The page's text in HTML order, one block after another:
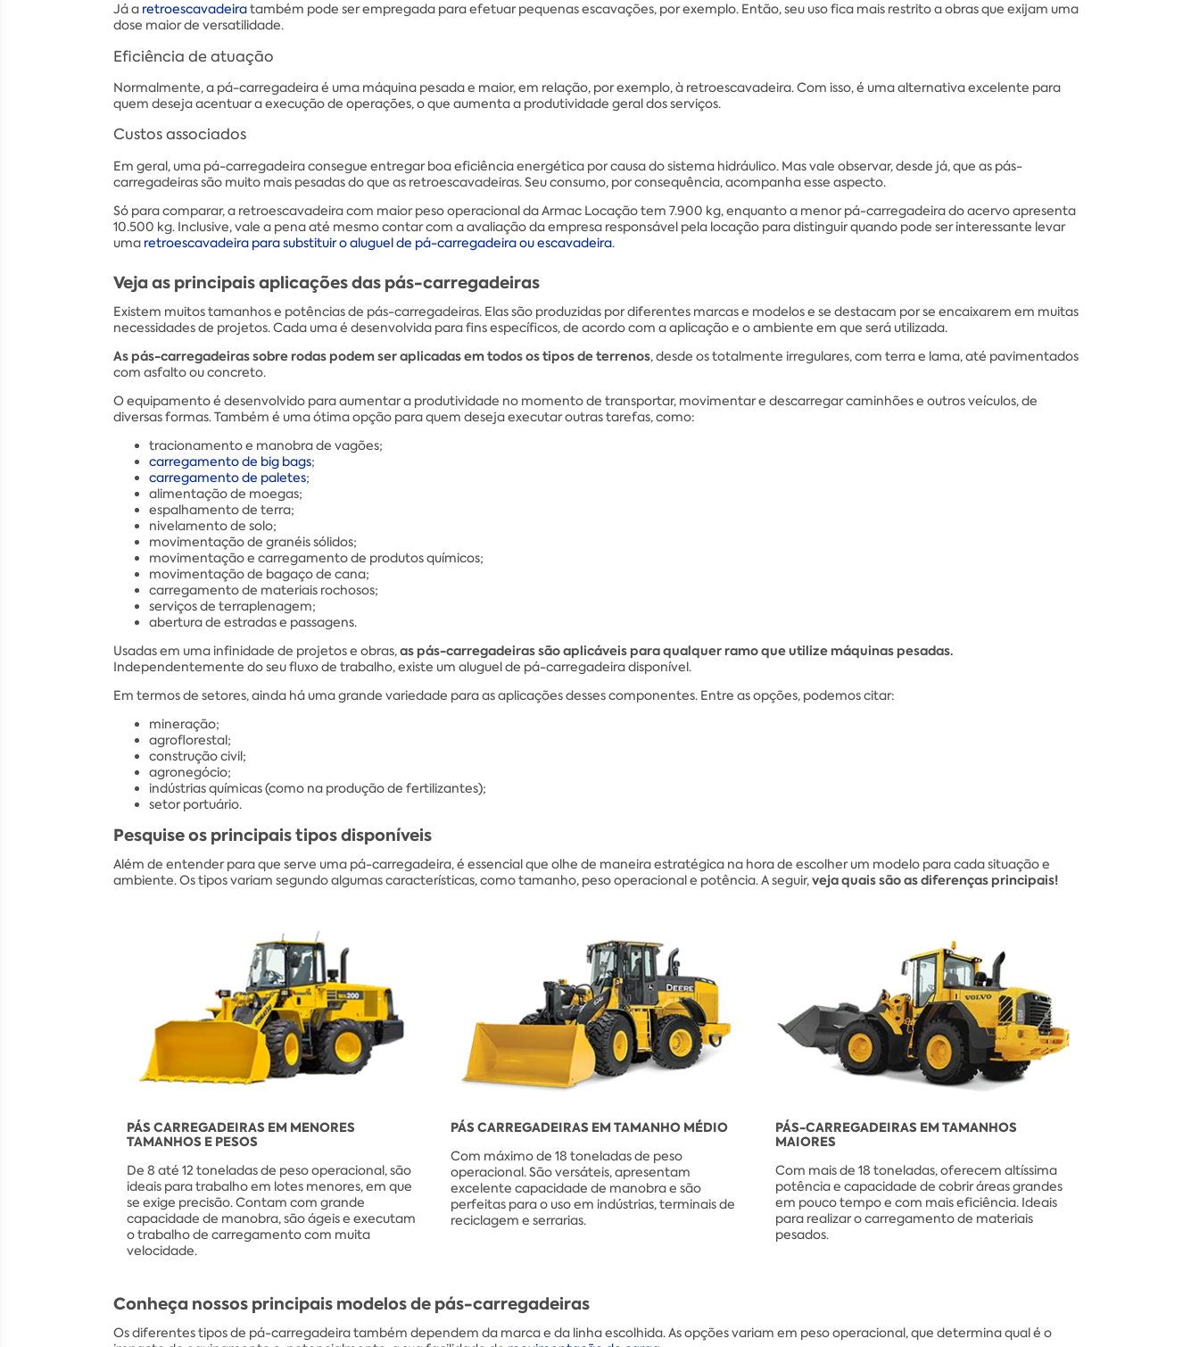
Já a retroescavadeiratambém pode ser empregada para efetuar pequenas escavações, por exemplo. Então, seu uso fica mais restrito a obras que exijam uma
dose maior de versatilidade.
Eficiência de atuação
Normalmente, a pá-carregadeira é uma máquina pesada e maior, em relação, por exemplo, à retroescavadeira. Com isso, é uma alternativa excelente para
quem deseja acentuar a execução de operações, o que aumenta a produtividade geral dos serviços.
Custos associados
Em geral, uma pá-carregadeira consegue entregar boa eficiência energética por causa do sistema hidráulico. Mas vale observar, desde já, que as pás-
carregadeiras são muito mais pesadas do que as retroescavadeiras. Seu consumo, por consequência, acompanha esse aspecto.
Só para comparar, a retroescavadeira com maior peso operacional da Armac Locação tem 7.900 kg, enquanto a menor pá-carregadeira do acervo apresenta
10.500 kg. Inclusive, vale a pena até mesmo contar com a avaliação da empresa responsável pela locação para distinguir quando pode ser interessante levar
uma retroescavadeira para substituir o aluguel de pá-carregadeira ou escavadeira.
Veja as principais aplicações das pás-carregadeiras
Existem muitos tamanhos e potências de pás-carregadeiras. Elas são produzidas por diferentes marcas e modelos e se destacam por se encaixarem em muitas
necessidades de projetos. Cada uma é desenvolvida para fins específicos, de acordo com a aplicação e o ambiente em que será utilizada.
As pás-carregadeiras sobre rodas podem ser aplicadas em todos os tipos de terrenos, desde os totalmente irregulares, com terra e lama, até pavimentados
com asfalto ou concreto.
O equipamento é desenvolvido para aumentar a produtividade no momento de transportar, movimentar e descarregar caminhões e outros veículos, de
diversas formas. Também é uma ótima opção para quem deseja executar outras tarefas, como:
tracionamento e manobra de vagões;
carregamento de big bags;
carregamento de paletes;
alimentação de moegas;
espalhamento de terra;
nivelamento de solo;
movimentação de granéis sólidos;
movimentação e carregamento de produtos químicos;
movimentação de bagaço de cana;
carregamento de materiais rochosos;
serviços de terraplenagem;
abertura de estradas e passagens.
Usadas em uma infinidade de projetos e obras,as pás-carregadeiras são aplicáveis para qualquer ramo que utilize máquinas pesadas.
Independentemente do seu fluxo de trabalho, existe um aluguel de pá-carregadeira disponível.
Em termos de setores, ainda há uma grande variedade para as aplicações desses componentes. Entre as opções, podemos citar:
mineração;
agroflorestal;
construção civil;
agronegócio;
indústrias químicas (como na produção de fertilizantes);
setor portuário.
Pesquise os principais tipos disponíveis
Além de entender para que serve uma pá-carregadeira, é essencial que olhe de maneira estratégica na hora de escolher um modelo para cada situação e
ambiente. Os tipos variam segundo algumas características, como tamanho, peso operacional e potência. A seguir,veja quais são as diferenças principais!
PÁS CARREGADEIRAS EM MENORES
TAMANHOS E PESOS
De 8 até 12 toneladas de peso operacional, são
ideais para trabalho em lotes menores, em que
se exige precisão. Contam com grande
capacidade de manobra, são ágeis e executam
o trabalho de carregamento com muita
velocidade.
PÁS CARREGADEIRAS EM TAMANHO MÉDIO
Com máximo de 18 toneladas de peso
operacional. São versáteis, apresentam
excelente capacidade de manobra e são
perfeitas para o uso em indústrias, terminais de
reciclagem e serrarias.
PÁS-CARREGADEIRAS EM TAMANHOS
MAIORES
Com mais de 18 toneladas, oferecem altíssima
potência e capacidade de cobrir áreas grandes
em pouco tempo e com mais eficiência. Ideais
para realizar o carregamento de materiais
pesados.
Conheça nossos principais modelos de pás-carregadeiras
Os diferentes tipos de pá-carregadeira também dependem da marca e da linha escolhida. As opções variam em peso operacional, que determina qual é o